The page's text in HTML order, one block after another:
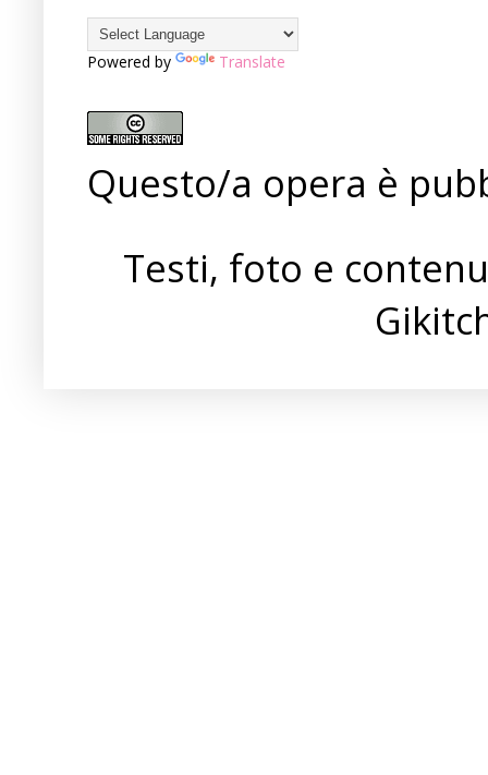
Powered by Translate
Questo/a opera è
Testi, foto e